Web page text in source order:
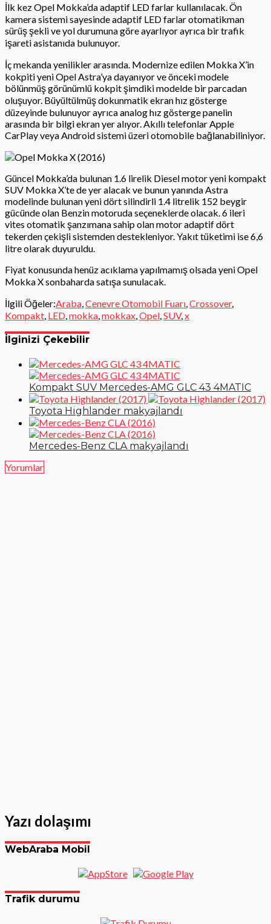
İlk kez Opel Mokka’da adaptif LED farlar kullanılacak. Ön
kamera sistemi sayesinde adaptif LED farlar otomatikman
sürüş şekli ve yol durumuna göre ayarlıyor ayrıca bir trafik
işareti asistanıda bulunuyor.
İç mekanda yenilikler arasında. Modernize edilen Mokka X’in
kokpiti yeni Opel Astra’ya dayanıyor ve önceki modele
bölünmüş görünümlü kokpit şimdiki modelde bir parcadan
oluşuyor. Büyültülmüş dokunmatik ekran hız gösterge
düzeyinde bulunuyor ayrıca analog hız gösterge panelin
arasında bir bilgi ekran yer alıyor. Akıllı telefonlar Apple
CarPlay veya Android sistemi üzeri otomobile bağlanabiliniyor.
Güncel Mokka’da bulunan 1.6 lirelik Diesel motor yeni kompakt
SUV Mokka X’te de yer alacak ve bunun yanında Astra
modelinde bulunan yeni dört silindirli 1.4 litrelik 152 beygir
gücünde olan Benzin motoruda seçeneklerde olacak. 6 ileri
vites otomatik şanzımana sahip olan motor adaptif dört
tekerden çekişli sistemden destekleniyor. Yakıt tüketimi ise 6,6
litre olarak duyuruldu.
Fiyat konusunda henüz acıklama yapılmamış olsada yeni Opel
Mokka X sonbaharda satışa sunulacak.
İlgili Öğeler:Araba Cenevre Otomobil Fuarı Crossover,
Kompakt LED mokka mokkax Opel SUV, x
İlginizi Çekebilir
Kompakt SUV Mercedes-AMG GLC 43 4MATIC
Toyota Highlander makyajlandı
Mercedes-Benz CLA makyajlandı
Yorumlar
Yazı dolaşımı
WebAraba Mobil
Trafik durumu